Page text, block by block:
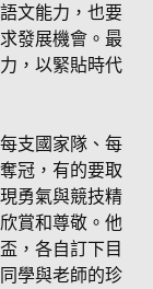
文能力，也要
發展機會。最
，以緊貼時代
支國家隊、每
冠，有的要取
勇氣與競技精
賞和尊敬。他
，各自訂下目
學與老師的珍